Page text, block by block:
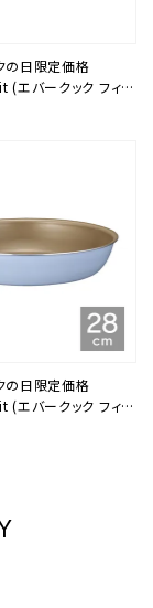
の日限定価格
バークック フィッ
の日限定価格
バークック フィッ